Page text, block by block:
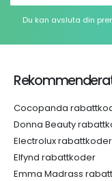
Du kan avsluta din
Cocopanda
Donna Beauty
Electrolux rabattkoder
Elfynd rabattkoder
Emma Madrass